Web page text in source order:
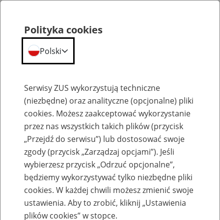
Emerytury
Baza zlikwidowanych lub
przekształconych zakładów pracy
Polityka cookies
Polski
Serwisy ZUS wykorzystują techniczne
(niezbędne) oraz analityczne (opcjonalne) pliki
cookies. Możesz zaakceptować wykorzystanie
przez nas wszystkich takich plików (przycisk
„Przejdź do serwisu”) lub dostosować swoje
zgody (przycisk „Zarządzaj opcjami”). Jeśli
wybierzesz przycisk „Odrzuć opcjonalne”,
będziemy wykorzystywać tylko niezbędne pliki
cookies. W każdej chwili możesz zmienić swoje
ustawienia. Aby to zrobić, kliknij „Ustawienia
plików cookies” w stopce.